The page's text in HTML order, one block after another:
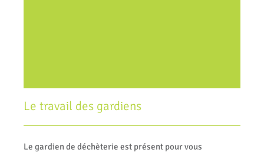
Le travail des gardiens
Le gardien de déchèterie est présent pour vous